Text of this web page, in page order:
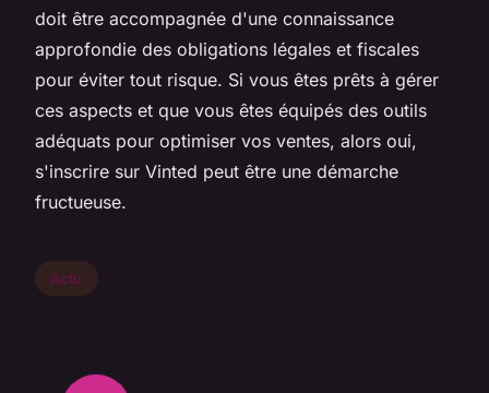
doit être accompagnée d'une connaissance
approfondie des obligations légales et fiscales
pour éviter tout risque. Si vous êtes prêts à gérer
ces aspects et que vous êtes équipés des outils
adéquats pour optimiser vos ventes, alors oui,
s'inscrire sur Vinted peut être une démarche
fructueuse.
Actu